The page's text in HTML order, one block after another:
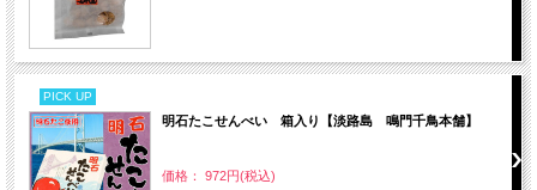
PICK UP
明石たこせんべい 箱入り【淡路島 鳴門千鳥本舗】
価格： 972円(税込)